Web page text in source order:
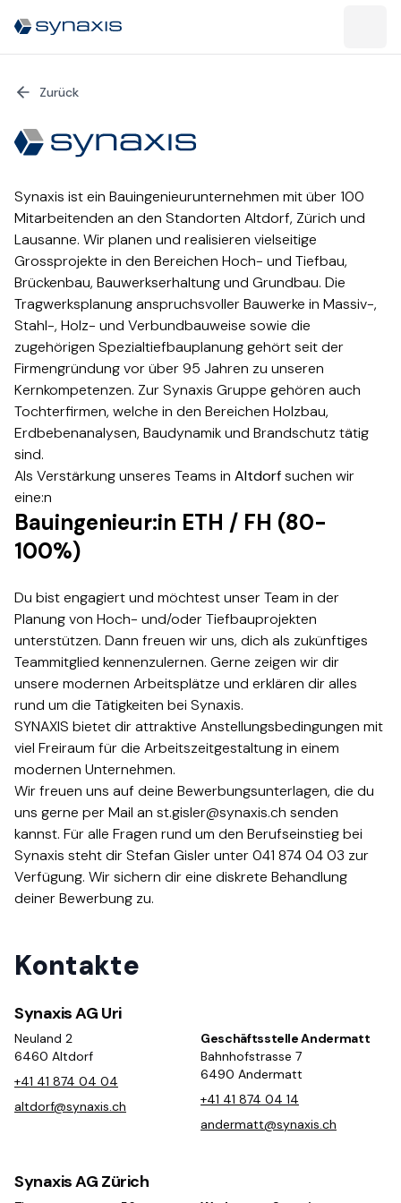
Zurück
Synaxis ist ein Bauingenieurunternehmen mit über 100
Mitarbeitenden an den Standorten Altdorf, Zürich und
Lausanne. Wir planen und realisieren vielseitige
Grossprojekte in den Bereichen Hoch- und Tiefbau,
Brückenbau, Bauwerkserhaltung und Grundbau. Die
Tragwerksplanung anspruchsvoller Bauwerke in Massiv-,
Stahl-, Holz- und Verbundbauweise sowie die
zugehörigen Spezialtiefbauplanung gehört seit der
Firmengründung vor über 95 Jahren zu unseren
Kernkompetenzen. Zur Synaxis Gruppe gehören auch
Tochterfirmen, welche in den Bereichen Holzbau,
Erdbebenanalysen, Baudynamik und Brandschutz tätig
sind.​​​​‌ ‍ ​‍​‍‌‍ ‌ ​‍‌‍‍‌‌‍‌ ‌‍‍‌‌‍ ‍​‍​‍​ ‍‍​‍​‍‌ ​ ‌‍​‌‌‍ ‍‌‍‍‌‌ ‌​‌ ‍‌​‍ ‍‌‍‍‌‌‍ ​‍​‍​‍ ​​‍​‍‌‍‍​‌ ​‍‌‍‌‌‌‍‌‍​‍​‍​ ‍‍​‍​‍‌‍‍​‌ ‌​‌ ‌​‌ ​​​ ‍‍​‍ ​‍ ‌‍ ​‌‍ ‌‍​ ‌‍​‌‌‍ ​‌‍‍​‌‍ ‌ ​ ‌ ‌​​ ‍‍​ ​ ​ ​ ​ ​ ​ ​ ​‍ ‌‍‍‌‌‍ ‍‌ ‌​‌‍‌‌‌‍ ‍‌ ‌​​‍ ‌‍‌‌‌‍‌​‌‍‍‌‌ ‌​​‍ ‌‍ ‌‌‍ ‌‍‌​‌‍‌‌​ ‌‌ ​​‌ ​‍‌‍‌‌‌ ​ ‌‍‌‌‌‍ ‍‌ ‌​‌‍​‌‌ ‌​‌‍‍‌‌‍ ‌‍ ‍​ ‍ ‌‍‍‌‌‍‌​​ ‌​ ​‌​ ‌‍​ ‌ ‌‍​ ​ ‌‍​ ‌‌​ ‍‌​ ‍​​‍ ‌​ ‍​​ ‌​​ ‌ ‌‍​‌​‍ ‌​ ‌​​ ‍​‌‍​ ​ ​‍​‍ ‌‌‍​‌​ ​‌​ ‌ ‌‍‌‍​‍ ‌‌‍​‍‌‍​‌​ ‌ ‌‍​‍‌‍​ ​ ‌‍​ ‍​​ ‌ ‌‍‌​‌‍‌‍​ ​ ‌‍​ ​ ‍ ‌ ‌​‌ ‍‌‌ ​​‌‍‌‌​ ‌‌‍‍‍‌‍ ‌‍​‍​ ‍ ‌ ​​‌‍​‌‌ ‌​‌‍‍​​ ‌‌ ​‍‌‍‍‌‌‍​ ‌‍‍​‌‌‌​‌‍‌‌‌ ‍​‌ ‌​​‍‌‌​ ‌‌‌​​‍‌‌ ‌‍‍ ‌‍‌‌‌ ‍‌​‍‌‌​ ​ ‌​‌​​‍‌‌​ ​ ‌​‌​​‍‌‌​ ​‍​ ​‍‌‍‌​‌‍‌‌​‍‌‌​ ​‍​ ​‍​‍‌‌​ ‌‌‌​‌​​‍ ‍‌ ‌‍‌‍​‌‌‍ ​‌ ‌‌‌‍‌‌​‍‌‌​ ‌‌‌​​‍‌‌ ‌‍‍ ‌‍‌‌‌ ‍‌​‍‌‌​ ​ ‌​‌​​‍‌‌​ ​ ‌​‌​​‍‌‌​ ​‍​ ​‍​ ‍​​ ‌‍‌‍‌‌​ ‌ ‌‍‌​​ ‌ ​ ‌ ​ ‍​‌‍​‍‌‍‌​​ ​‍​ ‌‍​‍‌‌​ ​‍​ ​‍​‍‌‌​ ‌‌‌​‌​​‍ ‍‌‍​ ‌‍‍​‌‍‍‌‌‍ ​‌‍‌​‌ ​‍‌‍‌‌‌‍ ‍​‍‌‌​ ‌‌‌​​‍‌‌ ‌‍‍ ‌‍‌‌‌ ‍‌​‍‌‌​ ​ ‌​‌​​‍‌‌​ ​ ‌​‌​​‍‌‌​ ​‍​ ​‍​ ‍​‌‍‌​​ ‍​​ ‍​​ ‍‌‌‍​‍​ ​​​ ​‍​ ​ ​ ‍​‌‍‌​​ ​‍​‍‌‌​ ​‍​ ​‍​‍‌‌​ ‌‌‌​‌​​‍ ‍‌ ‌​‌‍‌‌‌ ‍​‌ ‌​​ ‌‍​‍‌‍​‌‌ ​ ‌‍‌‌‌‌‌‌‌ ​‍‌‍ ​​ ‌‌‍‍​‌ ‌​‌ ‌​‌ ​​​‍‌‌​ ​ ‌​​‌​‍‌‌​ ​‍‌​‌‍​‍‌‌​ ​‍‌​‌‍‌‍ ​‌‍ ‌‍​ ‌‍​‌‌‍ ​‌‍‍​‌‍ ‌ ​ ‌ ‌​​‍‌‌​ ​ ‌​​‌​ ​ ​ ​ ​ ​ ​ ​ ​‍‌‍‌‍‍‌‌‍‌​​ ‌​ ​‌​ ‌‍​ ‌ ‌‍​ ​ ‌‍​ ‌‌​ ‍‌​ ‍​​‍ ‌​ ‍​​ ‌​​ ‌ ‌‍​‌​‍ ‌​ ‌​​ ‍​‌‍​ ​ ​‍​‍ ‌‌‍​‌​ ​‌​ ‌ ‌‍‌‍​‍ ‌‌‍​‍‌‍​‌​ ‌ ‌‍​‍‌‍​ ​ ‌‍​ ‍​​ ‌ ‌‍‌​‌‍‌‍​ ​ ‌‍​ ​‍‌‍‌ ‌​‌ ‍‌‌ ​​‌‍‌‌​ ‌‌‍‍‍‌‍ ‌‍​‍​‍‌‍‌ ​​‌‍​‌‌ ‌​‌‍‍​​ ‌‌ ​‍‌‍‍‌‌‍​ ‌‍‍​‌‌‌​‌‍‌‌‌ ‍​‌ ‌​​‍‌‌​ ‌‌‌​​‍‌‌ ‌‍‍ ‌‍‌‌‌ ‍‌​‍‌‌​ ​ ‌​‌​​‍‌‌​ ​ ‌​‌​​‍‌‌​ ​‍​ ​‍‌‍‌​‌‍‌‌​‍‌‌​ ​‍​ ​‍​‍‌‌​ ‌‌‌​‌​​‍ ‍‌ ‌‍‌‍​‌‌‍ ​‌ ‌‌‌‍‌‌​‍‌‌​ ‌‌‌​​‍‌‌ ‌‍‍ ‌‍‌‌‌ ‍‌​‍‌‌​ ​ ‌​‌​​‍‌‌​ ​ ‌​‌​​‍‌‌​ ​‍​ ​‍​ ‍​​ ‌‍‌‍‌‌​ ‌ ‌‍‌​​ ‌ ​ ‌ ​ ‍​‌‍​‍‌‍‌​​ ​‍​ ‌‍​‍‌‌​ ​‍​ ​‍​‍‌‌​ ‌‌‌​‌​​‍ ‍‌‍​ ‌‍‍​‌‍‍‌‌‍ ​‌‍‌​‌ ​‍‌‍‌‌‌‍ ‍​‍‌‌​ ‌‌‌​​‍‌‌ ‌‍‍ ‌‍‌‌‌ ‍‌​‍‌‌​ ​ ‌​‌​​‍‌‌​ ​ ‌​‌​​‍‌‌​ ​‍​ ​‍​ ‍​‌‍‌​​ ‍​​ ‍​​ ‍‌‌‍​‍​ ​​​ ​‍​ ​ ​ ‍​‌‍‌​​ ​‍​‍‌‌​ ​‍​ ​‍​‍‌‌​ ‌‌‌​‌​​‍ ‍‌ ‌​‌‍‌‌‌ ‍​‌ ‌​​‍‌‍‌ ​​‌‍‌‌‌ ​‍‌ ​ ‌ ​​‌‍‌‌‌‍​ ‌ ‌​‌‍‍‌‌ ‌‍‌‍‌‌​ ‌‌ ​​‌ ‌‌‌‍​‍‌‍ ​‌‍‍‌‌ ​ ‌‍‍​‌‍‌‌‌‍‌​​‍​‍‌ ‌
Als Verstärkung unseres Teams in ​​​​‌ ‍ ​‍​‍‌‍ ‌ ​‍‌‍‍‌‌‍‌ ‌‍‍‌‌‍ ‍​‍​‍​ ‍‍​‍​‍‌ ​ ‌‍​‌‌‍ ‍‌‍‍‌‌ ‌​‌ ‍‌​‍ ‍‌‍‍‌‌‍ ​‍​‍​‍ ​​‍​‍‌‍‍​‌ ​‍‌‍‌‌‌‍‌‍​‍​‍​ ‍‍​‍​‍‌‍‍​‌ ‌​‌ ‌​‌ ​​​ ‍‍​‍ ​‍ ‌‍ ​‌‍ ‌‍​ ‌‍​‌‌‍ ​‌‍‍​‌‍ ‌ ​ ‌ ‌​​ ‍‍​ ​ ​ ​ ​ ​ ​ ​ ​‍ ‌‍‍‌‌‍ ‍‌ ‌​‌‍‌‌‌‍ ‍‌ ‌​​‍ ‌‍‌‌‌‍‌​‌‍‍‌‌ ‌​​‍ ‌‍ ‌‌‍ ‌‍‌​‌‍‌‌​ ‌‌ ​​‌ ​‍‌‍‌‌‌ ​ ‌‍‌‌‌‍ ‍‌ ‌​‌‍​‌‌ ‌​‌‍‍‌‌‍ ‌‍ ‍​ ‍ ‌‍‍‌‌‍‌​​ ‌​ ​‌​ ‌‍​ ‌ ‌‍​ ​ ‌‍​ ‌‌​ ‍‌​ ‍​​‍ ‌​ ‍​​ ‌​​ ‌ ‌‍​‌​‍ ‌​ ‌​​ ‍​‌‍​ ​ ​‍​‍ ‌‌‍​‌​ ​‌​ ‌ ‌‍‌‍​‍ ‌‌‍​‍‌‍​‌​ ‌ ‌‍​‍‌‍​ ​ ‌‍​ ‍​​ ‌ ‌‍‌​‌‍‌‍​ ​ ‌‍​ ​ ‍ ‌ ‌​‌ ‍‌‌ ​​‌‍‌‌​ ‌‌‍‍‍‌‍ ‌‍​‍​ ‍ ‌ ​​‌‍​‌‌ ‌​‌‍‍​​ ‌‌ ​‍‌‍‍‌‌‍​ ‌‍‍​‌‌‌​‌‍‌‌‌ ‍​‌ ‌​​‍‌‌​ ‌‌‌​​‍‌‌ ‌‍‍ ‌‍‌‌‌ ‍‌​‍‌‌​ ​ ‌​‌​​‍‌‌​ ​ ‌​‌​​‍‌‌​ ​‍​ ​‍‌‍‌​‌‍‌‌​‍‌‌​ ​‍​ ​‍​‍‌‌​ ‌‌‌​‌​​‍ ‍‌ ‌‍‌‍​‌‌‍ ​‌ ‌‌‌‍‌‌​‍‌‌​ ‌‌‌​​‍‌‌ ‌‍‍ ‌‍‌‌‌ ‍‌​‍‌‌​ ​ ‌​‌​​‍‌‌​ ​ ‌​‌​​‍‌‌​ ​‍​ ​‍​ ​‍‌‍​ ‌‍​ ​ ‌‍‌‍‌‌​ ‌‍​ ​​​ ​​​ ‌ ​ ‍‌‌‍‌​​ ​‌​‍‌‌​ ​‍​ ​‍​‍‌‌​ ‌‌‌​‌​​‍ ‍‌‍​ ‌‍‍​‌‍‍‌‌‍ ​‌‍‌​‌ ​‍‌‍‌‌‌‍ ‍​‍‌‌​ ‌‌‌​​‍‌‌ ‌‍‍ ‌‍‌‌‌ ‍‌​‍‌‌​ ​ ‌​‌​​‍‌‌​ ​ ‌​‌​​‍‌‌​ ​‍​ ​‍‌‍‌‍​ ​‍​ ‍‌​ ‌​‌‍​ ​ ​‌​ ​ ‌‍​‍​ ​ ‌‍​ ​ ‌​​ ‍‌​‍‌‌​ ​‍​ ​‍​‍‌‌​ ‌‌‌​‌​​‍ ‍‌ ‌​‌‍‌‌‌ ‍​‌ ‌​​ ‌‍​‍‌‍​‌‌ ​ ‌‍‌‌‌‌‌‌‌ ​‍‌‍ ​​ ‌‌‍‍​‌ ‌​‌ ‌​‌ ​​​‍‌‌​ ​ ‌​​‌​‍‌‌​ ​‍‌​‌‍​‍‌‌​ ​‍‌​‌‍‌‍ ​‌‍ ‌‍​ ‌‍​‌‌‍ ​‌‍‍​‌‍ ‌ ​ ‌ ‌​​‍‌‌​ ​ ‌​​‌​ ​ ​ ​ ​ ​ ​ ​ ​‍‌‍‌‍‍‌‌‍‌​​ ‌​ ​‌​ ‌‍​ ‌ ‌‍​ ​ ‌‍​ ‌‌​ ‍‌​ ‍​​‍ ‌​ ‍​​ ‌​​ ‌ ‌‍​‌​‍ ‌​ ‌​​ ‍​‌‍​ ​ ​‍​‍ ‌‌‍​‌​ ​‌​ ‌ ‌‍‌‍​‍ ‌‌‍​‍‌‍​‌​ ‌ ‌‍​‍‌‍​ ​ ‌‍​ ‍​​ ‌ ‌‍‌​‌‍‌‍​ ​ ‌‍​ ​‍‌‍‌ ‌​‌ ‍‌‌ ​​‌‍‌‌​ ‌‌‍‍‍‌‍ ‌‍​‍​‍‌‍‌ ​​‌‍​‌‌ ‌​‌‍‍​​ ‌‌ ​‍‌‍‍‌‌‍​ ‌‍‍​‌‌‌​‌‍‌‌‌ ‍​‌ ‌​​‍‌‌​ ‌‌‌​​‍‌‌ ‌‍‍ ‌‍‌‌‌ ‍‌​‍‌‌​ ​ ‌​‌​​‍‌‌​ ​ ‌​‌​​‍‌‌​ ​‍​ ​‍‌‍‌​‌‍‌‌​‍‌‌​ ​‍​ ​‍​‍‌‌​ ‌‌‌​‌​​‍ ‍‌ ‌‍‌‍​‌‌‍ ​‌ ‌‌‌‍‌‌​‍‌‌​ ‌‌‌​​‍‌‌ ‌‍‍ ‌‍‌‌‌ ‍‌​‍‌‌​ ​ ‌​‌​​‍‌‌​ ​ ‌​‌​​‍‌‌​ ​‍​ ​‍​ ​‍‌‍​ ‌‍​ ​ ‌‍‌‍‌‌​ ‌‍​ ​​​ ​​​ ‌ ​ ‍‌‌‍‌​​ ​‌​‍‌‌​ ​‍​ ​‍​‍‌‌​ ‌‌‌​‌​​‍ ‍‌‍​ ‌‍‍​‌‍‍‌‌‍ ​‌‍‌​‌ ​‍‌‍‌‌‌‍ ‍​‍‌‌​ ‌‌‌​​‍‌‌ ‌‍‍ ‌‍‌‌‌ ‍‌​‍‌‌​ ​ ‌​‌​​‍‌‌​ ​ ‌​‌​​‍‌‌​ ​‍​ ​‍‌‍‌‍​ ​‍​ ‍‌​ ‌​‌‍​ ​ ​‌​ ​ ‌‍​‍​ ​ ‌‍​ ​ ‌​​ ‍‌​‍‌‌​ ​‍​ ​‍​‍‌‌​ ‌‌‌​‌​​‍ ‍‌ ‌​‌‍‌‌‌ ‍​‌ ‌​​‍‌‍‌ ​​‌‍‌‌‌ ​‍‌ ​ ‌ ​​‌‍‌‌‌‍​ ‌ ‌​‌‍‍‌‌ ‌‍‌‍‌‌​ ‌‌ ​​‌ ‌‌‌‍​‍‌‍ ​‌‍‍‌‌ ​ ‌‍‍​‌‍‌‌‌‍‌​​‍​‍‌ ‌ Altdorf ​​​​‌ ‍ ​‍​‍‌‍ ‌ ​‍‌‍‍‌‌‍‌ ‌‍‍‌‌‍ ‍​‍​‍​ ‍‍​‍​‍‌ ​ ‌‍​‌‌‍ ‍‌‍‍‌‌ ‌​‌ ‍‌​‍ ‍‌‍‍‌‌‍ ​‍​‍​‍ ​​‍​‍‌‍‍​‌ ​‍‌‍‌‌‌‍‌‍​‍​‍​ ‍‍​‍​‍‌‍‍​‌ ‌​‌ ‌​‌ ​​​ ‍‍​‍ ​‍ ‌‍ ​‌‍ ‌‍​ ‌‍​‌‌‍ ​‌‍‍​‌‍ ‌ ​ ‌ ‌​​ ‍‍​ ​ ​ ​ ​ ​ ​ ​ ​‍ ‌‍‍‌‌‍ ‍‌ ‌​‌‍‌‌‌‍ ‍‌ ‌​​‍ ‌‍‌‌‌‍‌​‌‍‍‌‌ ‌​​‍ ‌‍ ‌‌‍ ‌‍‌​‌‍‌‌​ ‌‌ ​​‌ ​‍‌‍‌‌‌ ​ ‌‍‌‌‌‍ ‍‌ ‌​‌‍​‌‌ ‌​‌‍‍‌‌‍ ‌‍ ‍​ ‍ ‌‍‍‌‌‍‌​​ ‌​ ​‌​ ‌‍​ ‌ ‌‍​ ​ ‌‍​ ‌‌​ ‍‌​ ‍​​‍ ‌​ ‍​​ ‌​​ ‌ ‌‍​‌​‍ ‌​ ‌​​ ‍​‌‍​ ​ ​‍​‍ ‌‌‍​‌​ ​‌​ ‌ ‌‍‌‍​‍ ‌‌‍​‍‌‍​‌​ ‌ ‌‍​‍‌‍​ ​ ‌‍​ ‍​​ ‌ ‌‍‌​‌‍‌‍​ ​ ‌‍​ ​ ‍ ‌ ‌​‌ ‍‌‌ ​​‌‍‌‌​ ‌‌‍‍‍‌‍ ‌‍​‍​ ‍ ‌ ​​‌‍​‌‌ ‌​‌‍‍​​ ‌‌ ​‍‌‍‍‌‌‍​ ‌‍‍​‌‌‌​‌‍‌‌‌ ‍​‌ ‌​​‍‌‌​ ‌‌‌​​‍‌‌ ‌‍‍ ‌‍‌‌‌ ‍‌​‍‌‌​ ​ ‌​‌​​‍‌‌​ ​ ‌​‌​​‍‌‌​ ​‍​ ​‍‌‍‌​‌‍‌‌​‍‌‌​ ​‍​ ​‍​‍‌‌​ ‌‌‌​‌​​‍ ‍‌ ‌‍‌‍​‌‌‍ ​‌ ‌‌‌‍‌‌​‍‌‌​ ‌‌‌​​‍‌‌ ‌‍‍ ‌‍‌‌‌ ‍‌​‍‌‌​ ​ ‌​‌​​‍‌‌​ ​ ‌​‌​​‍‌‌​ ​‍​ ​‍​ ​‍‌‍​ ‌‍​ ​ ‌‍‌‍‌‌​ ‌‍​ ​​​ ​​​ ‌ ​ ‍‌‌‍‌​​ ​‌​‍‌‌​ ​‍​ ​‍​‍‌‌​ ‌‌‌​‌​​‍ ‍‌‍​ ‌‍‍​‌‍‍‌‌‍ ​‌‍‌​‌ ​‍‌‍‌‌‌‍ ‍​‍‌‌​ ‌‌‌​​‍‌‌ ‌‍‍ ‌‍‌‌‌ ‍‌​‍‌‌​ ​ ‌​‌​​‍‌‌​ ​ ‌​‌​​‍‌‌​ ​‍​ ​‍​ ​‍​ ‌‍​ ‍‌​ ​‍​ ‌‌​ ‍​​ ‍​​ ‍​​ ‌‍​ ‌‍​ ​‌​ ‍‌​‍‌‌​ ​‍​ ​‍​‍‌‌​ ‌‌‌​‌​​‍ ‍‌ ‌​‌‍‌‌‌ ‍​‌ ‌​​ ‌‍​‍‌‍​‌‌ ​ ‌‍‌‌‌‌‌‌‌ ​‍‌‍ ​​ ‌‌‍‍​‌ ‌​‌ ‌​‌ ​​​‍‌‌​ ​ ‌​​‌​‍‌‌​ ​‍‌​‌‍​‍‌‌​ ​‍‌​‌‍‌‍ ​‌‍ ‌‍​ ‌‍​‌‌‍ ​‌‍‍​‌‍ ‌ ​ ‌ ‌​​‍‌‌​ ​ ‌​​‌​ ​ ​ ​ ​ ​ ​ ​ ​‍‌‍‌‍‍‌‌‍‌​​ ‌​ ​‌​ ‌‍​ ‌ ‌‍​ ​ ‌‍​ ‌‌​ ‍‌​ ‍​​‍ ‌​ ‍​​ ‌​​ ‌ ‌‍​‌​‍ ‌​ ‌​​ ‍​‌‍​ ​ ​‍​‍ ‌‌‍​‌​ ​‌​ ‌ ‌‍‌‍​‍ ‌‌‍​‍‌‍​‌​ ‌ ‌‍​‍‌‍​ ​ ‌‍​ ‍​​ ‌ ‌‍‌​‌‍‌‍​ ​ ‌‍​ ​‍‌‍‌ ‌​‌ ‍‌‌ ​​‌‍‌‌​ ‌‌‍‍‍‌‍ ‌‍​‍​‍‌‍‌ ​​‌‍​‌‌ ‌​‌‍‍​​ ‌‌ ​‍‌‍‍‌‌‍​ ‌‍‍​‌‌‌​‌‍‌‌‌ ‍​‌ ‌​​‍‌‌​ ‌‌‌​​‍‌‌ ‌‍‍ ‌‍‌‌‌ ‍‌​‍‌‌​ ​ ‌​‌​​‍‌‌​ ​ ‌​‌​​‍‌‌​ ​‍​ ​‍‌‍‌​‌‍‌‌​‍‌‌​ ​‍​ ​‍​‍‌‌​ ‌‌‌​‌​​‍ ‍‌ ‌‍‌‍​‌‌‍ ​‌ ‌‌‌‍‌‌​‍‌‌​ ‌‌‌​​‍‌‌ ‌‍‍ ‌‍‌‌‌ ‍‌​‍‌‌​ ​ ‌​‌​​‍‌‌​ ​ ‌​‌​​‍‌‌​ ​‍​ ​‍​ ​‍‌‍​ ‌‍​ ​ ‌‍‌‍‌‌​ ‌‍​ ​​​ ​​​ ‌ ​ ‍‌‌‍‌​​ ​‌​‍‌‌​ ​‍​ ​‍​‍‌‌​ ‌‌‌​‌​​‍ ‍‌‍​ ‌‍‍​‌‍‍‌‌‍ ​‌‍‌​‌ ​‍‌‍‌‌‌‍ ‍​‍‌‌​ ‌‌‌​​‍‌‌ ‌‍‍ ‌‍‌‌‌ ‍‌​‍‌‌​ ​ ‌​‌​​‍‌‌​ ​ ‌​‌​​‍‌‌​ ​‍​ ​‍​ ​‍​ ‌‍​ ‍‌​ ​‍​ ‌‌​ ‍​​ ‍​​ ‍​​ ‌‍​ ‌‍​ ​‌​ ‍‌​‍‌‌​ ​‍​ ​‍​‍‌‌​ ‌‌‌​‌​​‍ ‍‌ ‌​‌‍‌‌‌ ‍​‌ ‌​​‍‌‍‌ ​​‌‍‌‌‌ ​‍‌ ​ ‌ ​​‌‍‌‌‌‍​ ‌ ‌​‌‍‍‌‌ ‌‍‌‍‌‌​ ‌‌ ​​‌ ‌‌‌‍​‍‌‍ ​‌‍‍‌‌ ​ ‌‍‍​‌‍‌‌‌‍‌​​‍​‍‌ ‌suchen wir
eine:n​​​​‌ ‍ ​‍​‍‌‍ ‌ ​‍‌‍‍‌‌‍‌ ‌‍‍‌‌‍ ‍​‍​‍​ ‍‍​‍​‍‌ ​ ‌‍​‌‌‍ ‍‌‍‍‌‌ ‌​‌ ‍‌​‍ ‍‌‍‍‌‌‍ ​‍​‍​‍ ​​‍​‍‌‍‍​‌ ​‍‌‍‌‌‌‍‌‍​‍​‍​ ‍‍​‍​‍‌‍‍​‌ ‌​‌ ‌​‌ ​​​ ‍‍​‍ ​‍ ‌‍ ​‌‍ ‌‍​ ‌‍​‌‌‍ ​‌‍‍​‌‍ ‌ ​ ‌ ‌​​ ‍‍​ ​ ​ ​ ​ ​ ​ ​ ​‍ ‌‍‍‌‌‍ ‍‌ ‌​‌‍‌‌‌‍ ‍‌ ‌​​‍ ‌‍‌‌‌‍‌​‌‍‍‌‌ ‌​​‍ ‌‍ ‌‌‍ ‌‍‌​‌‍‌‌​ ‌‌ ​​‌ ​‍‌‍‌‌‌ ​ ‌‍‌‌‌‍ ‍‌ ‌​‌‍​‌‌ ‌​‌‍‍‌‌‍ ‌‍ ‍​ ‍ ‌‍‍‌‌‍‌​​ ‌​ ​‌​ ‌‍​ ‌ ‌‍​ ​ ‌‍​ ‌‌​ ‍‌​ ‍​​‍ ‌​ ‍​​ ‌​​ ‌ ‌‍​‌​‍ ‌​ ‌​​ ‍​‌‍​ ​ ​‍​‍ ‌‌‍​‌​ ​‌​ ‌ ‌‍‌‍​‍ ‌‌‍​‍‌‍​‌​ ‌ ‌‍​‍‌‍​ ​ ‌‍​ ‍​​ ‌ ‌‍‌​‌‍‌‍​ ​ ‌‍​ ​ ‍ ‌ ‌​‌ ‍‌‌ ​​‌‍‌‌​ ‌‌‍‍‍‌‍ ‌‍​‍​ ‍ ‌ ​​‌‍​‌‌ ‌​‌‍‍​​ ‌‌ ​‍‌‍‍‌‌‍​ ‌‍‍​‌‌‌​‌‍‌‌‌ ‍​‌ ‌​​‍‌‌​ ‌‌‌​​‍‌‌ ‌‍‍ ‌‍‌‌‌ ‍‌​‍‌‌​ ​ ‌​‌​​‍‌‌​ ​ ‌​‌​​‍‌‌​ ​‍​ ​‍‌‍‌​‌‍‌‌​‍‌‌​ ​‍​ ​‍​‍‌‌​ ‌‌‌​‌​​‍ ‍‌ ‌‍‌‍​‌‌‍ ​‌ ‌‌‌‍‌‌​‍‌‌​ ‌‌‌​​‍‌‌ ‌‍‍ ‌‍‌‌‌ ‍‌​‍‌‌​ ​ ‌​‌​​‍‌‌​ ​ ‌​‌​​‍‌‌​ ​‍​ ​‍​ ​‍‌‍​ ‌‍​ ​ ‌‍‌‍‌‌​ ‌‍​ ​​​ ​​​ ‌ ​ ‍‌‌‍‌​​ ​‌​‍‌‌​ ​‍​ ​‍​‍‌‌​ ‌‌‌​‌​​‍ ‍‌‍​ ‌‍‍​‌‍‍‌‌‍ ​‌‍‌​‌ ​‍‌‍‌‌‌‍ ‍​‍‌‌​ ‌‌‌​​‍‌‌ ‌‍‍ ‌‍‌‌‌ ‍‌​‍‌‌​ ​ ‌​‌​​‍‌‌​ ​ ‌​‌​​‍‌‌​ ​‍​ ​‍​ ​​‌‍‌​​ ​‌​ ​ ‌‍​ ‌‍‌​​ ​‍​ ​‍‌‍​ ​ ‍‌​ ‍‌​ ‌‍​‍‌‌​ ​‍​ ​‍​‍‌‌​ ‌‌‌​‌​​‍ ‍‌ ‌​‌‍‌‌‌ ‍​‌ ‌​​ ‌‍​‍‌‍​‌‌ ​ ‌‍‌‌‌‌‌‌‌ ​‍‌‍ ​​ ‌‌‍‍​‌ ‌​‌ ‌​‌ ​​​‍‌‌​ ​ ‌​​‌​‍‌‌​ ​‍‌​‌‍​‍‌‌​ ​‍‌​‌‍‌‍ ​‌‍ ‌‍​ ‌‍​‌‌‍ ​‌‍‍​‌‍ ‌ ​ ‌ ‌​​‍‌‌​ ​ ‌​​‌​ ​ ​ ​ ​ ​ ​ ​ ​‍‌‍‌‍‍‌‌‍‌​​ ‌​ ​‌​ ‌‍​ ‌ ‌‍​ ​ ‌‍​ ‌‌​ ‍‌​ ‍​​‍ ‌​ ‍​​ ‌​​ ‌ ‌‍​‌​‍ ‌​ ‌​​ ‍​‌‍​ ​ ​‍​‍ ‌‌‍​‌​ ​‌​ ‌ ‌‍‌‍​‍ ‌‌‍​‍‌‍​‌​ ‌ ‌‍​‍‌‍​ ​ ‌‍​ ‍​​ ‌ ‌‍‌​‌‍‌‍​ ​ ‌‍​ ​‍‌‍‌ ‌​‌ ‍‌‌ ​​‌‍‌‌​ ‌‌‍‍‍‌‍ ‌‍​‍​‍‌‍‌ ​​‌‍​‌‌ ‌​‌‍‍​​ ‌‌ ​‍‌‍‍‌‌‍​ ‌‍‍​‌‌‌​‌‍‌‌‌ ‍​‌ ‌​​‍‌‌​ ‌‌‌​​‍‌‌ ‌‍‍ ‌‍‌‌‌ ‍‌​‍‌‌​ ​ ‌​‌​​‍‌‌​ ​ ‌​‌​​‍‌‌​ ​‍​ ​‍‌‍‌​‌‍‌‌​‍‌‌​ ​‍​ ​‍​‍‌‌​ ‌‌‌​‌​​‍ ‍‌ ‌‍‌‍​‌‌‍ ​‌ ‌‌‌‍‌‌​‍‌‌​ ‌‌‌​​‍‌‌ ‌‍‍ ‌‍‌‌‌ ‍‌​‍‌‌​ ​ ‌​‌​​‍‌‌​ ​ ‌​‌​​‍‌‌​ ​‍​ ​‍​ ​‍‌‍​ ‌‍​ ​ ‌‍‌‍‌‌​ ‌‍​ ​​​ ​​​ ‌ ​ ‍‌‌‍‌​​ ​‌​‍‌‌​ ​‍​ ​‍​‍‌‌​ ‌‌‌​‌​​‍ ‍‌‍​ ‌‍‍​‌‍‍‌‌‍ ​‌‍‌​‌ ​‍‌‍‌‌‌‍ ‍​‍‌‌​ ‌‌‌​​‍‌‌ ‌‍‍ ‌‍‌‌‌ ‍‌​‍‌‌​ ​ ‌​‌​​‍‌‌​ ​ ‌​‌​​‍‌‌​ ​‍​ ​‍​ ​​‌‍‌​​ ​‌​ ​ ‌‍​ ‌‍‌​​ ​‍​ ​‍‌‍​ ​ ‍‌​ ‍‌​ ‌‍​‍‌‌​ ​‍​ ​‍​‍‌‌​ ‌‌‌​‌​​‍ ‍‌ ‌​‌‍‌‌‌ ‍​‌ ‌​​‍‌‍‌ ​​‌‍‌‌‌ ​‍‌ ​ ‌ ​​‌‍‌‌‌‍​ ‌ ‌​‌‍‍‌‌ ‌‍‌‍‌‌​ ‌‌ ​​‌ ‌‌‌‍​‍‌‍ ​‌‍‍‌‌ ​ ‌‍‍​‌‍‌‌‌‍‌​​‍​‍‌ ‌
Bauingenieur:in ETH / FH (80-
100%)​​​​‌ ‍ ​‍​‍‌‍ ‌ ​‍‌‍‍‌‌‍‌ ‌‍‍‌‌‍ ‍​‍​‍​ ‍‍​‍​‍‌ ​ ‌‍​‌‌‍ ‍‌‍‍‌‌ ‌​‌ ‍‌​‍ ‍‌‍‍‌‌‍ ​‍​‍​‍ ​​‍​‍‌‍‍​‌ ​‍‌‍‌‌‌‍‌‍​‍​‍​ ‍‍​‍​‍‌‍‍​‌ ‌​‌ ‌​‌ ​​​ ‍‍​‍ ​‍ ‌‍ ​‌‍ ‌‍​ ‌‍​‌‌‍ ​‌‍‍​‌‍ ‌ ​ ‌ ‌​​ ‍‍​ ​ ​ ​ ​ ​ ​ ​ ​‍ ‌‍‍‌‌‍ ‍‌ ‌​‌‍‌‌‌‍ ‍‌ ‌​​‍ ‌‍‌‌‌‍‌​‌‍‍‌‌ ‌​​‍ ‌‍ ‌‌‍ ‌‍‌​‌‍‌‌​ ‌‌ ​​‌ ​‍‌‍‌‌‌ ​ ‌‍‌‌‌‍ ‍‌ ‌​‌‍​‌‌ ‌​‌‍‍‌‌‍ ‌‍ ‍​ ‍ ‌‍‍‌‌‍‌​​ ‌​ ​‌​ ‌‍​ ‌ ‌‍​ ​ ‌‍​ ‌‌​ ‍‌​ ‍​​‍ ‌​ ‍​​ ‌​​ ‌ ‌‍​‌​‍ ‌​ ‌​​ ‍​‌‍​ ​ ​‍​‍ ‌‌‍​‌​ ​‌​ ‌ ‌‍‌‍​‍ ‌‌‍​‍‌‍​‌​ ‌ ‌‍​‍‌‍​ ​ ‌‍​ ‍​​ ‌ ‌‍‌​‌‍‌‍​ ​ ‌‍​ ​ ‍ ‌ ‌​‌ ‍‌‌ ​​‌‍‌‌​ ‌‌‍‍‍‌‍ ‌‍​‍​ ‍ ‌ ​​‌‍​‌‌ ‌​‌‍‍​​ ‌‌ ​‍‌‍‍‌‌‍​ ‌‍‍​‌‌‌​‌‍‌‌‌ ‍​‌ ‌​​‍‌‌​ ‌‌‌​​‍‌‌ ‌‍‍ ‌‍‌‌‌ ‍‌​‍‌‌​ ​ ‌​‌​​‍‌‌​ ​ ‌​‌​​‍‌‌​ ​‍​ ​‍‌‍‌​‌‍‌‌​‍‌‌​ ​‍​ ​‍​‍‌‌​ ‌‌‌​‌​​‍ ‍‌ ‌‍‌‍​‌‌‍ ​‌ ‌‌‌‍‌‌​‍‌‌​ ‌‌‌​​‍‌‌ ‌‍‍ ‌‍‌‌‌ ‍‌​‍‌‌​ ​ ‌​‌​​‍‌‌​ ​ ‌​‌​​‍‌‌​ ​‍​ ​‍​ ​ ​ ‍‌​ ​‍​ ​‍​ ​ ​ ​ ‌‍‌​‌‍​‌​ ‍‌‌‍​ ​ ‍‌​ ‌​​‍‌‌​ ​‍​ ​‍​‍‌‌​ ‌‌‌​‌​​‍ ‍‌‍​ ‌‍‍​‌‍‍‌‌‍ ​‌‍‌​‌ ​‍‌‍‌‌‌‍ ‍​‍‌‌​ ‌‌‌​​‍‌‌ ‌‍‍ ‌‍‌‌‌ ‍‌​‍‌‌​ ​ ‌​‌​​‍‌‌​ ​ ‌​‌​​‍‌‌​ ​‍​ ​‍‌‍‌‌‌‍‌‌​ ‍‌​ ​ ​ ‌‍‌‍​‍​ ‍​​ ‌​​ ‍​‌‍​ ‌‍‌‌‌‍​ ​‍‌‌​ ​‍​ ​‍​‍‌‌​ ‌‌‌​‌​​‍ ‍‌ ‌​‌‍‌‌‌ ‍​‌ ‌​​ ‌‍​‍‌‍​‌‌ ​ ‌‍‌‌‌‌‌‌‌ ​‍‌‍ ​​ ‌‌‍‍​‌ ‌​‌ ‌​‌ ​​​‍‌‌​ ​ ‌​​‌​‍‌‌​ ​‍‌​‌‍​‍‌‌​ ​‍‌​‌‍‌‍ ​‌‍ ‌‍​ ‌‍​‌‌‍ ​‌‍‍​‌‍ ‌ ​ ‌ ‌​​‍‌‌​ ​ ‌​​‌​ ​ ​ ​ ​ ​ ​ ​ ​‍‌‍‌‍‍‌‌‍‌​​ ‌​ ​‌​ ‌‍​ ‌ ‌‍​ ​ ‌‍​ ‌‌​ ‍‌​ ‍​​‍ ‌​ ‍​​ ‌​​ ‌ ‌‍​‌​‍ ‌​ ‌​​ ‍​‌‍​ ​ ​‍​‍ ‌‌‍​‌​ ​‌​ ‌ ‌‍‌‍​‍ ‌‌‍​‍‌‍​‌​ ‌ ‌‍​‍‌‍​ ​ ‌‍​ ‍​​ ‌ ‌‍‌​‌‍‌‍​ ​ ‌‍​ ​‍‌‍‌ ‌​‌ ‍‌‌ ​​‌‍‌‌​ ‌‌‍‍‍‌‍ ‌‍​‍​‍‌‍‌ ​​‌‍​‌‌ ‌​‌‍‍​​ ‌‌ ​‍‌‍‍‌‌‍​ ‌‍‍​‌‌‌​‌‍‌‌‌ ‍​‌ ‌​​‍‌‌​ ‌‌‌​​‍‌‌ ‌‍‍ ‌‍‌‌‌ ‍‌​‍‌‌​ ​ ‌​‌​​‍‌‌​ ​ ‌​‌​​‍‌‌​ ​‍​ ​‍‌‍‌​‌‍‌‌​‍‌‌​ ​‍​ ​‍​‍‌‌​ ‌‌‌​‌​​‍ ‍‌ ‌‍‌‍​‌‌‍ ​‌ ‌‌‌‍‌‌​‍‌‌​ ‌‌‌​​‍‌‌ ‌‍‍ ‌‍‌‌‌ ‍‌​‍‌‌​ ​ ‌​‌​​‍‌‌​ ​ ‌​‌​​‍‌‌​ ​‍​ ​‍​ ​ ​ ‍‌​ ​‍​ ​‍​ ​ ​ ​ ‌‍‌​‌‍​‌​ ‍‌‌‍​ ​ ‍‌​ ‌​​‍‌‌​ ​‍​ ​‍​‍‌‌​ ‌‌‌​‌​​‍ ‍‌‍​ ‌‍‍​‌‍‍‌‌‍ ​‌‍‌​‌ ​‍‌‍‌‌‌‍ ‍​‍‌‌​ ‌‌‌​​‍‌‌ ‌‍‍ ‌‍‌‌‌ ‍‌​‍‌‌​ ​ ‌​‌​​‍‌‌​ ​ ‌​‌​​‍‌‌​ ​‍​ ​‍‌‍‌‌‌‍‌‌​ ‍‌​ ​ ​ ‌‍‌‍​‍​ ‍​​ ‌​​ ‍​‌‍​ ‌‍‌‌‌‍​ ​‍‌‌​ ​‍​ ​‍​‍‌‌​ ‌‌‌​‌​​‍ ‍‌ ‌​‌‍‌‌‌ ‍​‌ ‌​​‍‌‍‌ ​​‌‍‌‌‌ ​‍‌ ​ ‌ ​​‌‍‌‌‌‍​ ‌ ‌​‌‍‍‌‌ ‌‍‌‍‌‌​ ‌‌ ​​‌ ‌‌‌‍​‍‌‍ ​‌‍‍‌‌ ​ ‌‍‍​‌‍‌‌‌‍‌​​‍​‍‌ ‌
Du bist engagiert und möchtest unser Team in der
Planung von Hoch- und/oder Tiefbauprojekten
unterstützen. Dann freuen wir uns, dich als zukünftiges
Teammitglied kennenzulernen. Gerne zeigen wir dir
unsere modernen Arbeitsplätze und erklären dir alles
rund um die Tätigkeiten bei Synaxis.​​​​‌ ‍ ​‍​‍‌‍ ‌ ​‍‌‍‍‌‌‍‌ ‌‍‍‌‌‍ ‍​‍​‍​ ‍‍​‍​‍‌ ​ ‌‍​‌‌‍ ‍‌‍‍‌‌ ‌​‌ ‍‌​‍ ‍‌‍‍‌‌‍ ​‍​‍​‍ ​​‍​‍‌‍‍​‌ ​‍‌‍‌‌‌‍‌‍​‍​‍​ ‍‍​‍​‍‌‍‍​‌ ‌​‌ ‌​‌ ​​​ ‍‍​‍ ​‍ ‌‍ ​‌‍ ‌‍​ ‌‍​‌‌‍ ​‌‍‍​‌‍ ‌ ​ ‌ ‌​​ ‍‍​ ​ ​ ​ ​ ​ ​ ​ ​‍ ‌‍‍‌‌‍ ‍‌ ‌​‌‍‌‌‌‍ ‍‌ ‌​​‍ ‌‍‌‌‌‍‌​‌‍‍‌‌ ‌​​‍ ‌‍ ‌‌‍ ‌‍‌​‌‍‌‌​ ‌‌ ​​‌ ​‍‌‍‌‌‌ ​ ‌‍‌‌‌‍ ‍‌ ‌​‌‍​‌‌ ‌​‌‍‍‌‌‍ ‌‍ ‍​ ‍ ‌‍‍‌‌‍‌​​ ‌​ ​‌​ ‌‍​ ‌ ‌‍​ ​ ‌‍​ ‌‌​ ‍‌​ ‍​​‍ ‌​ ‍​​ ‌​​ ‌ ‌‍​‌​‍ ‌​ ‌​​ ‍​‌‍​ ​ ​‍​‍ ‌‌‍​‌​ ​‌​ ‌ ‌‍‌‍​‍ ‌‌‍​‍‌‍​‌​ ‌ ‌‍​‍‌‍​ ​ ‌‍​ ‍​​ ‌ ‌‍‌​‌‍‌‍​ ​ ‌‍​ ​ ‍ ‌ ‌​‌ ‍‌‌ ​​‌‍‌‌​ ‌‌‍‍‍‌‍ ‌‍​‍​ ‍ ‌ ​​‌‍​‌‌ ‌​‌‍‍​​ ‌‌ ​‍‌‍‍‌‌‍​ ‌‍‍​‌‌‌​‌‍‌‌‌ ‍​‌ ‌​​‍‌‌​ ‌‌‌​​‍‌‌ ‌‍‍ ‌‍‌‌‌ ‍‌​‍‌‌​ ​ ‌​‌​​‍‌‌​ ​ ‌​‌​​‍‌‌​ ​‍​ ​‍‌‍‌​‌‍‌‌​‍‌‌​ ​‍​ ​‍​‍‌‌​ ‌‌‌​‌​​‍ ‍‌ ‌‍‌‍​‌‌‍ ​‌ ‌‌‌‍‌‌​‍‌‌​ ‌‌‌​​‍‌‌ ‌‍‍ ‌‍‌‌‌ ‍‌​‍‌‌​ ​ ‌​‌​​‍‌‌​ ​ ‌​‌​​‍‌‌​ ​‍​ ​‍‌‍​‍‌‍‌‌​ ​‍​ ​‌​ ‍​​ ​‌‌‍‌‍​ ‍​​ ‍‌​ ​ ​ ‌​‌‍​‌​‍‌‌​ ​‍​ ​‍​‍‌‌​ ‌‌‌​‌​​‍ ‍‌‍​ ‌‍‍​‌‍‍‌‌‍ ​‌‍‌​‌ ​‍‌‍‌‌‌‍ ‍​‍‌‌​ ‌‌‌​​‍‌‌ ‌‍‍ ‌‍‌‌‌ ‍‌​‍‌‌​ ​ ‌​‌​​‍‌‌​ ​ ‌​‌​​‍‌‌​ ​‍​ ​‍​ ‌‌‌‍​‍​ ‌​​ ​ ​ ‍​‌‍​ ​ ‌ ‌‍‌‌​ ‍​​ ​‌​ ​‌​ ‍‌​‍‌‌​ ​‍​ ​‍​‍‌‌​ ‌‌‌​‌​​‍ ‍‌ ‌​‌‍‌‌‌ ‍​‌ ‌​​ ‌‍​‍‌‍​‌‌ ​ ‌‍‌‌‌‌‌‌‌ ​‍‌‍ ​​ ‌‌‍‍​‌ ‌​‌ ‌​‌ ​​​‍‌‌​ ​ ‌​​‌​‍‌‌​ ​‍‌​‌‍​‍‌‌​ ​‍‌​‌‍‌‍ ​‌‍ ‌‍​ ‌‍​‌‌‍ ​‌‍‍​‌‍ ‌ ​ ‌ ‌​​‍‌‌​ ​ ‌​​‌​ ​ ​ ​ ​ ​ ​ ​ ​‍‌‍‌‍‍‌‌‍‌​​ ‌​ ​‌​ ‌‍​ ‌ ‌‍​ ​ ‌‍​ ‌‌​ ‍‌​ ‍​​‍ ‌​ ‍​​ ‌​​ ‌ ‌‍​‌​‍ ‌​ ‌​​ ‍​‌‍​ ​ ​‍​‍ ‌‌‍​‌​ ​‌​ ‌ ‌‍‌‍​‍ ‌‌‍​‍‌‍​‌​ ‌ ‌‍​‍‌‍​ ​ ‌‍​ ‍​​ ‌ ‌‍‌​‌‍‌‍​ ​ ‌‍​ ​‍‌‍‌ ‌​‌ ‍‌‌ ​​‌‍‌‌​ ‌‌‍‍‍‌‍ ‌‍​‍​‍‌‍‌ ​​‌‍​‌‌ ‌​‌‍‍​​ ‌‌ ​‍‌‍‍‌‌‍​ ‌‍‍​‌‌‌​‌‍‌‌‌ ‍​‌ ‌​​‍‌‌​ ‌‌‌​​‍‌‌ ‌‍‍ ‌‍‌‌‌ ‍‌​‍‌‌​ ​ ‌​‌​​‍‌‌​ ​ ‌​‌​​‍‌‌​ ​‍​ ​‍‌‍‌​‌‍‌‌​‍‌‌​ ​‍​ ​‍​‍‌‌​ ‌‌‌​‌​​‍ ‍‌ ‌‍‌‍​‌‌‍ ​‌ ‌‌‌‍‌‌​‍‌‌​ ‌‌‌​​‍‌‌ ‌‍‍ ‌‍‌‌‌ ‍‌​‍‌‌​ ​ ‌​‌​​‍‌‌​ ​ ‌​‌​​‍‌‌​ ​‍​ ​‍‌‍​‍‌‍‌‌​ ​‍​ ​‌​ ‍​​ ​‌‌‍‌‍​ ‍​​ ‍‌​ ​ ​ ‌​‌‍​‌​‍‌‌​ ​‍​ ​‍​‍‌‌​ ‌‌‌​‌​​‍ ‍‌‍​ ‌‍‍​‌‍‍‌‌‍ ​‌‍‌​‌ ​‍‌‍‌‌‌‍ ‍​‍‌‌​ ‌‌‌​​‍‌‌ ‌‍‍ ‌‍‌‌‌ ‍‌​‍‌‌​ ​ ‌​‌​​‍‌‌​ ​ ‌​‌​​‍‌‌​ ​‍​ ​‍​ ‌‌‌‍​‍​ ‌​​ ​ ​ ‍​‌‍​ ​ ‌ ‌‍‌‌​ ‍​​ ​‌​ ​‌​ ‍‌​‍‌‌​ ​‍​ ​‍​‍‌‌​ ‌‌‌​‌​​‍ ‍‌ ‌​‌‍‌‌‌ ‍​‌ ‌​​‍‌‍‌ ​​‌‍‌‌‌ ​‍‌ ​ ‌ ​​‌‍‌‌‌‍​ ‌ ‌​‌‍‍‌‌ ‌‍‌‍‌‌​ ‌‌ ​​‌ ‌‌‌‍​‍‌‍ ​‌‍‍‌‌ ​ ‌‍‍​‌‍‌‌‌‍‌​​‍​‍‌ ‌
SYNAXIS bietet dir attraktive Anstellungsbedingungen mit
viel Freiraum für die Arbeitszeitgestaltung in einem
modernen Unternehmen.​​​​‌ ‍ ​‍​‍‌‍ ‌ ​‍‌‍‍‌‌‍‌ ‌‍‍‌‌‍ ‍​‍​‍​ ‍‍​‍​‍‌ ​ ‌‍​‌‌‍ ‍‌‍‍‌‌ ‌​‌ ‍‌​‍ ‍‌‍‍‌‌‍ ​‍​‍​‍ ​​‍​‍‌‍‍​‌ ​‍‌‍‌‌‌‍‌‍​‍​‍​ ‍‍​‍​‍‌‍‍​‌ ‌​‌ ‌​‌ ​​​ ‍‍​‍ ​‍ ‌‍ ​‌‍ ‌‍​ ‌‍​‌‌‍ ​‌‍‍​‌‍ ‌ ​ ‌ ‌​​ ‍‍​ ​ ​ ​ ​ ​ ​ ​ ​‍ ‌‍‍‌‌‍ ‍‌ ‌​‌‍‌‌‌‍ ‍‌ ‌​​‍ ‌‍‌‌‌‍‌​‌‍‍‌‌ ‌​​‍ ‌‍ ‌‌‍ ‌‍‌​‌‍‌‌​ ‌‌ ​​‌ ​‍‌‍‌‌‌ ​ ‌‍‌‌‌‍ ‍‌ ‌​‌‍​‌‌ ‌​‌‍‍‌‌‍ ‌‍ ‍​ ‍ ‌‍‍‌‌‍‌​​ ‌​ ​‌​ ‌‍​ ‌ ‌‍​ ​ ‌‍​ ‌‌​ ‍‌​ ‍​​‍ ‌​ ‍​​ ‌​​ ‌ ‌‍​‌​‍ ‌​ ‌​​ ‍​‌‍​ ​ ​‍​‍ ‌‌‍​‌​ ​‌​ ‌ ‌‍‌‍​‍ ‌‌‍​‍‌‍​‌​ ‌ ‌‍​‍‌‍​ ​ ‌‍​ ‍​​ ‌ ‌‍‌​‌‍‌‍​ ​ ‌‍​ ​ ‍ ‌ ‌​‌ ‍‌‌ ​​‌‍‌‌​ ‌‌‍‍‍‌‍ ‌‍​‍​ ‍ ‌ ​​‌‍​‌‌ ‌​‌‍‍​​ ‌‌ ​‍‌‍‍‌‌‍​ ‌‍‍​‌‌‌​‌‍‌‌‌ ‍​‌ ‌​​‍‌‌​ ‌‌‌​​‍‌‌ ‌‍‍ ‌‍‌‌‌ ‍‌​‍‌‌​ ​ ‌​‌​​‍‌‌​ ​ ‌​‌​​‍‌‌​ ​‍​ ​‍‌‍‌​‌‍‌‌​‍‌‌​ ​‍​ ​‍​‍‌‌​ ‌‌‌​‌​​‍ ‍‌ ‌‍‌‍​‌‌‍ ​‌ ‌‌‌‍‌‌​‍‌‌​ ‌‌‌​​‍‌‌ ‌‍‍ ‌‍‌‌‌ ‍‌​‍‌‌​ ​ ‌​‌​​‍‌‌​ ​ ‌​‌​​‍‌‌​ ​‍​ ​‍​ ​‍‌‍‌‌​ ‍​​ ‌‍​ ‌ ‌‍‌‍​ ​​​ ‍‌‌‍‌‌​ ‌‍‌‍​‍​ ‌‌​‍‌‌​ ​‍​ ​‍​‍‌‌​ ‌‌‌​‌​​‍ ‍‌‍​ ‌‍‍​‌‍‍‌‌‍ ​‌‍‌​‌ ​‍‌‍‌‌‌‍ ‍​‍‌‌​ ‌‌‌​​‍‌‌ ‌‍‍ ‌‍‌‌‌ ‍‌​‍‌‌​ ​ ‌​‌​​‍‌‌​ ​ ‌​‌​​‍‌‌​ ​‍​ ​‍​ ‍​​ ​‍​ ‍‌​ ​‍​ ‍‌‌‍‌‍​ ‌‌​ ​ ​ ‌ ​ ‌‌‌‍‌​​ ‌​​‍‌‌​ ​‍​ ​‍​‍‌‌​ ‌‌‌​‌​​‍ ‍‌ ‌​‌‍‌‌‌ ‍​‌ ‌​​ ‌‍​‍‌‍​‌‌ ​ ‌‍‌‌‌‌‌‌‌ ​‍‌‍ ​​ ‌‌‍‍​‌ ‌​‌ ‌​‌ ​​​‍‌‌​ ​ ‌​​‌​‍‌‌​ ​‍‌​‌‍​‍‌‌​ ​‍‌​‌‍‌‍ ​‌‍ ‌‍​ ‌‍​‌‌‍ ​‌‍‍​‌‍ ‌ ​ ‌ ‌​​‍‌‌​ ​ ‌​​‌​ ​ ​ ​ ​ ​ ​ ​ ​‍‌‍‌‍‍‌‌‍‌​​ ‌​ ​‌​ ‌‍​ ‌ ‌‍​ ​ ‌‍​ ‌‌​ ‍‌​ ‍​​‍ ‌​ ‍​​ ‌​​ ‌ ‌‍​‌​‍ ‌​ ‌​​ ‍​‌‍​ ​ ​‍​‍ ‌‌‍​‌​ ​‌​ ‌ ‌‍‌‍​‍ ‌‌‍​‍‌‍​‌​ ‌ ‌‍​‍‌‍​ ​ ‌‍​ ‍​​ ‌ ‌‍‌​‌‍‌‍​ ​ ‌‍​ ​‍‌‍‌ ‌​‌ ‍‌‌ ​​‌‍‌‌​ ‌‌‍‍‍‌‍ ‌‍​‍​‍‌‍‌ ​​‌‍​‌‌ ‌​‌‍‍​​ ‌‌ ​‍‌‍‍‌‌‍​ ‌‍‍​‌‌‌​‌‍‌‌‌ ‍​‌ ‌​​‍‌‌​ ‌‌‌​​‍‌‌ ‌‍‍ ‌‍‌‌‌ ‍‌​‍‌‌​ ​ ‌​‌​​‍‌‌​ ​ ‌​‌​​‍‌‌​ ​‍​ ​‍‌‍‌​‌‍‌‌​‍‌‌​ ​‍​ ​‍​‍‌‌​ ‌‌‌​‌​​‍ ‍‌ ‌‍‌‍​‌‌‍ ​‌ ‌‌‌‍‌‌​‍‌‌​ ‌‌‌​​‍‌‌ ‌‍‍ ‌‍‌‌‌ ‍‌​‍‌‌​ ​ ‌​‌​​‍‌‌​ ​ ‌​‌​​‍‌‌​ ​‍​ ​‍​ ​‍‌‍‌‌​ ‍​​ ‌‍​ ‌ ‌‍‌‍​ ​​​ ‍‌‌‍‌‌​ ‌‍‌‍​‍​ ‌‌​‍‌‌​ ​‍​ ​‍​‍‌‌​ ‌‌‌​‌​​‍ ‍‌‍​ ‌‍‍​‌‍‍‌‌‍ ​‌‍‌​‌ ​‍‌‍‌‌‌‍ ‍​‍‌‌​ ‌‌‌​​‍‌‌ ‌‍‍ ‌‍‌‌‌ ‍‌​‍‌‌​ ​ ‌​‌​​‍‌‌​ ​ ‌​‌​​‍‌‌​ ​‍​ ​‍​ ‍​​ ​‍​ ‍‌​ ​‍​ ‍‌‌‍‌‍​ ‌‌​ ​ ​ ‌ ​ ‌‌‌‍‌​​ ‌​​‍‌‌​ ​‍​ ​‍​‍‌‌​ ‌‌‌​‌​​‍ ‍‌ ‌​‌‍‌‌‌ ‍​‌ ‌​​‍‌‍‌ ​​‌‍‌‌‌ ​‍‌ ​ ‌ ​​‌‍‌‌‌‍​ ‌ ‌​‌‍‍‌‌ ‌‍‌‍‌‌​ ‌‌ ​​‌ ‌‌‌‍​‍‌‍ ​‌‍‍‌‌ ​ ‌‍‍​‌‍‌‌‌‍‌​​‍​‍‌ ‌
Wir freuen uns auf deine Bewerbungsunterlagen, die du
uns gerne per Mail an st.gisler@synaxis.ch senden
kannst. Für alle Fragen rund um den Berufseinstieg bei
Synaxis steht dir Stefan Gisler unter 041 874 04 03 zur
Verfügung. Wir sichern dir eine diskrete Behandlung
deiner Bewerbung zu.​​​​‌ ‍ ​‍​‍‌‍ ‌ ​‍‌‍‍‌‌‍‌ ‌‍‍‌‌‍ ‍​‍​‍​ ‍‍​‍​‍‌ ​ ‌‍​‌‌‍ ‍‌‍‍‌‌ ‌​‌ ‍‌​‍ ‍‌‍‍‌‌‍ ​‍​‍​‍ ​​‍​‍‌‍‍​‌ ​‍‌‍‌‌‌‍‌‍​‍​‍​ ‍‍​‍​‍‌‍‍​‌ ‌​‌ ‌​‌ ​​​ ‍‍​‍ ​‍ ‌‍ ​‌‍ ‌‍​ ‌‍​‌‌‍ ​‌‍‍​‌‍ ‌ ​ ‌ ‌​​ ‍‍​ ​ ​ ​ ​ ​ ​ ​ ​‍ ‌‍‍‌‌‍ ‍‌ ‌​‌‍‌‌‌‍ ‍‌ ‌​​‍ ‌‍‌‌‌‍‌​‌‍‍‌‌ ‌​​‍ ‌‍ ‌‌‍ ‌‍‌​‌‍‌‌​ ‌‌ ​​‌ ​‍‌‍‌‌‌ ​ ‌‍‌‌‌‍ ‍‌ ‌​‌‍​‌‌ ‌​‌‍‍‌‌‍ ‌‍ ‍​ ‍ ‌‍‍‌‌‍‌​​ ‌​ ​‌​ ‌‍​ ‌ ‌‍​ ​ ‌‍​ ‌‌​ ‍‌​ ‍​​‍ ‌​ ‍​​ ‌​​ ‌ ‌‍​‌​‍ ‌​ ‌​​ ‍​‌‍​ ​ ​‍​‍ ‌‌‍​‌​ ​‌​ ‌ ‌‍‌‍​‍ ‌‌‍​‍‌‍​‌​ ‌ ‌‍​‍‌‍​ ​ ‌‍​ ‍​​ ‌ ‌‍‌​‌‍‌‍​ ​ ‌‍​ ​ ‍ ‌ ‌​‌ ‍‌‌ ​​‌‍‌‌​ ‌‌‍‍‍‌‍ ‌‍​‍​ ‍ ‌ ​​‌‍​‌‌ ‌​‌‍‍​​ ‌‌ ​‍‌‍‍‌‌‍​ ‌‍‍​‌‌‌​‌‍‌‌‌ ‍​‌ ‌​​‍‌‌​ ‌‌‌​​‍‌‌ ‌‍‍ ‌‍‌‌‌ ‍‌​‍‌‌​ ​ ‌​‌​​‍‌‌​ ​ ‌​‌​​‍‌‌​ ​‍​ ​‍‌‍‌​‌‍‌‌​‍‌‌​ ​‍​ ​‍​‍‌‌​ ‌‌‌​‌​​‍ ‍‌ ‌‍‌‍​‌‌‍ ​‌ ‌‌‌‍‌‌​‍‌‌​ ‌‌‌​​‍‌‌ ‌‍‍ ‌‍‌‌‌ ‍‌​‍‌‌​ ​ ‌​‌​​‍‌‌​ ​ ‌​‌​​‍‌‌​ ​‍​ ​‍​ ​‌​ ​‌​ ​‌‌‍‌‌​ ‌‌‌‍‌‍‌‍​‍‌‍​ ​ ​‍​ ‌‍​ ​​​ ‌ ​‍‌‌​ ​‍​ ​‍​‍‌‌​ ‌‌‌​‌​​‍ ‍‌‍​ ‌‍‍​‌‍‍‌‌‍ ​‌‍‌​‌ ​‍‌‍‌‌‌‍ ‍​‍‌‌​ ‌‌‌​​‍‌‌ ‌‍‍ ‌‍‌‌‌ ‍‌​‍‌‌​ ​ ‌​‌​​‍‌‌​ ​ ‌​‌​​‍‌‌​ ​‍​ ​‍‌‍‌​​ ‌‍​ ​​‌‍​ ​ ‍‌​ ​​​ ‍​​ ‍‌‌‍‌​‌‍​‌‌‍‌​​ ​‍​‍‌‌​ ​‍​ ​‍​‍‌‌​ ‌‌‌​‌​​‍ ‍‌ ‌​‌‍‌‌‌ ‍​‌ ‌​​ ‌‍​‍‌‍​‌‌ ​ ‌‍‌‌‌‌‌‌‌ ​‍‌‍ ​​ ‌‌‍‍​‌ ‌​‌ ‌​‌ ​​​‍‌‌​ ​ ‌​​‌​‍‌‌​ ​‍‌​‌‍​‍‌‌​ ​‍‌​‌‍‌‍ ​‌‍ ‌‍​ ‌‍​‌‌‍ ​‌‍‍​‌‍ ‌ ​ ‌ ‌​​‍‌‌​ ​ ‌​​‌​ ​ ​ ​ ​ ​ ​ ​ ​‍‌‍‌‍‍‌‌‍‌​​ ‌​ ​‌​ ‌‍​ ‌ ‌‍​ ​ ‌‍​ ‌‌​ ‍‌​ ‍​​‍ ‌​ ‍​​ ‌​​ ‌ ‌‍​‌​‍ ‌​ ‌​​ ‍​‌‍​ ​ ​‍​‍ ‌‌‍​‌​ ​‌​ ‌ ‌‍‌‍​‍ ‌‌‍​‍‌‍​‌​ ‌ ‌‍​‍‌‍​ ​ ‌‍​ ‍​​ ‌ ‌‍‌​‌‍‌‍​ ​ ‌‍​ ​‍‌‍‌ ‌​‌ ‍‌‌ ​​‌‍‌‌​ ‌‌‍‍‍‌‍ ‌‍​‍​‍‌‍‌ ​​‌‍​‌‌ ‌​‌‍‍​​ ‌‌ ​‍‌‍‍‌‌‍​ ‌‍‍​‌‌‌​‌‍‌‌‌ ‍​‌ ‌​​‍‌‌​ ‌‌‌​​‍‌‌ ‌‍‍ ‌‍‌‌‌ ‍‌​‍‌‌​ ​ ‌​‌​​‍‌‌​ ​ ‌​‌​​‍‌‌​ ​‍​ ​‍‌‍‌​‌‍‌‌​‍‌‌​ ​‍​ ​‍​‍‌‌​ ‌‌‌​‌​​‍ ‍‌ ‌‍‌‍​‌‌‍ ​‌ ‌‌‌‍‌‌​‍‌‌​ ‌‌‌​​‍‌‌ ‌‍‍ ‌‍‌‌‌ ‍‌​‍‌‌​ ​ ‌​‌​​‍‌‌​ ​ ‌​‌​​‍‌‌​ ​‍​ ​‍​ ​‌​ ​‌​ ​‌‌‍‌‌​ ‌‌‌‍‌‍‌‍​‍‌‍​ ​ ​‍​ ‌‍​ ​​​ ‌ ​‍‌‌​ ​‍​ ​‍​‍‌‌​ ‌‌‌​‌​​‍ ‍‌‍​ ‌‍‍​‌‍‍‌‌‍ ​‌‍‌​‌ ​‍‌‍‌‌‌‍ ‍​‍‌‌​ ‌‌‌​​‍‌‌ ‌‍‍ ‌‍‌‌‌ ‍‌​‍‌‌​ ​ ‌​‌​​‍‌‌​ ​ ‌​‌​​‍‌‌​ ​‍​ ​‍‌‍‌​​ ‌‍​ ​​‌‍​ ​ ‍‌​ ​​​ ‍​​ ‍‌‌‍‌​‌‍​‌‌‍‌​​ ​‍​‍‌‌​ ​‍​ ​‍​‍‌‌​ ‌‌‌​‌​​‍ ‍‌ ‌​‌‍‌‌‌ ‍​‌ ‌​​‍‌‍‌ ​​‌‍‌‌‌ ​‍‌ ​ ‌ ​​‌‍‌‌‌‍​ ‌ ‌​‌‍‍‌‌ ‌‍‌‍‌‌​ ‌‌ ​​‌ ‌‌‌‍​‍‌‍ ​‌‍‍‌‌ ​ ‌‍‍​‌‍‌‌‌‍‌​​‍​‍‌ ‌
Kontakte
Synaxis AG Uri
Neuland 2
6460 Altdorf
+41 41 874 04 04
altdorf@synaxis.ch
Geschäftsstelle Andermatt
Bahnhofstrasse 7
6490 Andermatt
+41 41 874 04 14
andermatt@synaxis.ch
Synaxis AG Zürich